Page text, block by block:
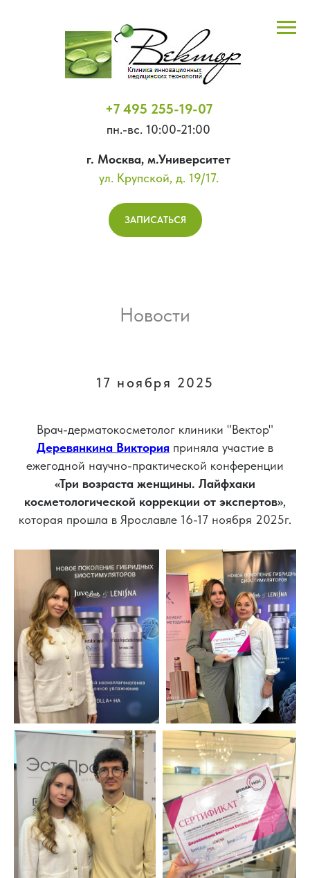
+7 495 255-19-07
пн.-вс. 10:00-21:00
г. Москва, м.Университет
ул. Крупской, д. 19/17.
ЗАПИСАТЬСЯ
Новости
17 ноября 2025
Врач-дерматокосметолог клиники "Вектор"
Деревянкина Виктория приняла участие в
ежегодной научно-практической конференции
«Три возраста женщины. Лайфхаки
косметологической коррекции от экспертов»,
которая прошла в Ярославле 16-17 ноября 2025г.